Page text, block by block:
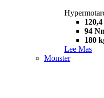
94
180
Lee Mas
Monster